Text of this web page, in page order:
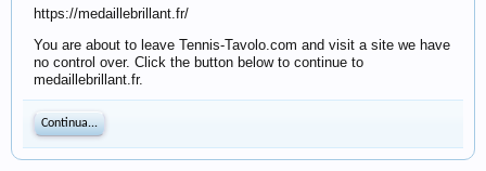
https://medaillebrillant.fr/
You are about to leave Tennis-Tavolo.com and visit a site we have
no control over. Click the button below to continue to
medaillebrillant.fr.
Continua...